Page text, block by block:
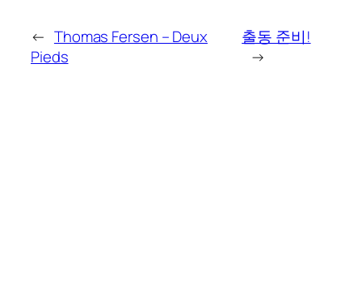
← Thomas Fersen – Deux
Pieds
출동 준비!
→